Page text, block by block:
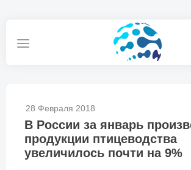
28 Февраля 2018
В России за январь
продукции птицеводства
увеличилось почти на 9%